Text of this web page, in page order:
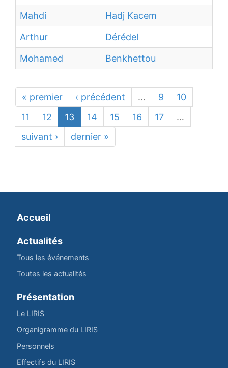
Mahdi
Hadj Kacem
Arthur
Dérédel
Mohamed
Benkhettou
« premier ‹ précédent … 9
10
11
12 13 14 15 16 17
…
suivant ›
dernier »
Accueil
Actualités
Tous les événements
Toutes les actualités
Présentation
Le LIRIS
Organigramme du LIRIS
Personnels
Effectifs du LIRIS